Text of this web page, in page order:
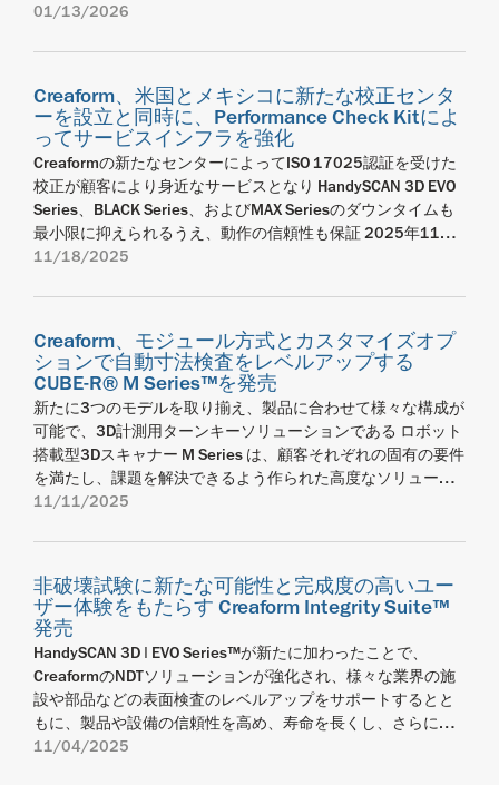
に革命をもたらし、自動車、航空宇宙、製造、研究分野の幾
千もの専門家に愛用されています。FARO CREAFORM は、品
トに、そして絶対的な自信を持って業務を遂行できるよう支
援します。これにより、製造ワークフロー全体において、よ
り優れた成果と卓越した体験を創出します。FARO CREAFORM
は、AMETEK, Inc. の事業部門です。AMETEK は、年間売上高
75 億ドルを超える、多種多様な成長を遂げるニッチ市場おい
て、産業技術ソリューションを提供する世界有数のリーディ
ングカンパニーです。 faro.com creaform3d.com
（プロダクトデザイン部門）を受賞しました。この進化する
ずれにも拡大され、Eliteモデル（EVO EliteおよびMAX EVO
Elite）ではQRコードを読み込んで検査プログラムをより迅速
に開始できるなどの機能が追加されています。 FARO
CREAFORMの3Dスキャナー部門のプロダクトマネージャーで
あるジェローム・アレクサンドル・ラヴォワ（Jérôme-
Alexandre Lavoie）は次のように述べています。
「HandySCAN 3D製品群の進化は、メトロロジーグレードの
3Dスキャンをより直観的かつより機動性に優れ、より効率的
なものにすることに対する私たちのコミットメントを反映し
ています。新たなMAX Seriesにより、大型で複雑な部品を検
査する製造企業は、EVO Seriesの特徴たる効率化されたプラ
決定を下す場合に求められる精度も維持できます」 新モデル
はすべてCreaform Metrology Suiteに完全統合され、一貫した
ソフトウェア環境を提供し、EVO主導のアーキテクチャに一
致したこれまでにないユーザー体験をもたらします。
HandySCAN 3D製品群で統一されたプラットフォームによ
り、FARO CREAFORMは、メトロロジーグレードのポータブル
3Dスキャンにおけるリーダーシップを強化し続け、品質チー
ムや製造チームに、ほぼどのようなサイズの部品も自信を持
ていきます。 FARO CREAFORM について FARO CREAFORM
は、カナダのケベック州レヴィと米国フロリダ州レイクメリ
ーに本社を置き、FARO の有名な 3D 測定事業部門と Creaform
の革新的な計測ソリューションの組み合わせによって誕生し
ました。1981 年に遡る歴史を持つ FARO は、ポータブル測定
アーム、レーザートラッカー、リアリティ キャプチャ テクノ
ロジーの分野において世界を率先する企業です。Creaform は
2002 年にケベック州レヴィで設立され、ハンドヘルド 3D ス
キャンと自動化検査に革命をもたらし、自動車、航空宇宙、
製造、研究分野の幾千もの専門家に愛用されています。FARO
ながら、作業効率の向上を実現します。 人間工学に基づいた
グラフィカルユーザーインターフェース（GUI）により、EVO
パソコンの間を行き来する必要性を解消します。また、最適
化されたアーキテクチャにより、画面メニューを操作するた
めの3つのメカニカルボタンと、方向付き距離インジケーター
を備えています。接続は、耐久性に優れた産業用プッシュプ
ル式セキュアコネクター1本で行われ、理想的な重量バランス
を実現しています。 「大型タッチスクリーン、洗練されたヒ
ートシンク保護グリッド、控えめなサイドバンパー、台形型
のカメラカバーを備えた外観は、非常に独創的で印象的なビ
ャナー部門 イノベーション担当DVPの Marco St‑Pierre は述べ
ています。「テクスチャ加工されたハンドルや、滑りにくい
特性を持つマットブラックのソフトタッチ塗装といった、さ
りげなくも重要な仕上げが、長く使える美しさを保証してい
ます。」 レッド・ドット賞の審査員は、世界各国から集まっ
た40名の専門家で構成され、すべての応募製品を現地で実際
にテストし、議論・評価を行います。審査は、革新性、機能
性、造形品質、人間工学といった複数の基準に基づいて実施
されます。 FARO CREAFORM について FARO CREAFORM は、
カナダのケベック州レヴィと米国フロリダ州レイクメリーに
本社を置き、FARO の有名な 3D 測定事業部門と Creaform の
した。1981 年に遡る歴史を持つ FARO は、ポータブル測定ア
ーム、レーザートラッカー、リアリティ キャプチャ テクノロ
ジーの分野において世界を率先する企業です。Creaform は
2002 年にケベック州レヴィで設立され、ハンドヘルド 3D ス
キャンと自動化検査に革命をもたらし、自動車、航空宇宙、
製造、研究分野の幾千もの専門家に愛用されています。FARO
CREAFORM は、品質、生産、保守、設計の各チームがより迅
速に、よりスマートに、そして絶対的な自信を持って業務を
群データを安定して取得できるようになります。 FARO
とした本アップデートは、測定が困難な材質においても、よ
り高品質な結果を提供すると同時に、取得パラメータの微調
整にかかる手間を大幅に軽減します。 本リリースに関連して
実施された社内パフォーマンスベンチマークでは、代表的な
難条件部品を対象とした場合、測定精度を損なうことなく、
データ取得に要する時間が最大60％向上したことが示されて
います。 本アップデートの効果は、Laser Line Probe単体の性
能向上にとどまりません。FaroArmベースの測定システムの
有効到達範囲を拡張するメトロロジーグレードのロータリー
ワークテーブル「FARO 8‑Axis Max」との組み合わせも、新た
なステージに押し上げます。統合型エンコーダーによって部
期させることで、DTEXによって最適化されたデータを、部品
全体にわたって単一かつスムーズな座標測定ワークフローと
して活用することが可能になります。 Quantum X FaroArm®
と、 DTEXを活用したLLPの構成において、FARO 8‑Axis Max
は、より大型で複雑な部品を効率的にスキャンするための強
力な拡張ソリューションとして機能します。 Laser Line Probe
ポートフォリオ全体に適用されるアップデート 本アップデー
トは、Laser Line Probeポートフォリオ全体に適用され、日々
能により、最も重要となる微細な特長部においても、高品質
で信頼性の高い結果を提供します。 FAROBlu® xS：最速レベ
ルのスキャン効率を実現し、要求の厳しい製造アプリケーシ
ョンにおけるスループット向上に貢献します。 FAROBlu®
xP：解像度と効率性の理想的なバランスを実現。スループッ
トを維持しながら、密度が高く正確なデータ取得を可能にし
ます。 Quantum X FaroArm® Series：より幅広い部品仕上げ
条件において、Laser Line Probeのスキャン精度と信頼性を向
上。検査、リバースエンジニアリング、品質管理といったさ
用できるようになるということです。 この統合は、顧客のフ
くが、既存のワークフローの維持とワークフローの中断を最
小限に抑えることの重要性を強調していました。PolyWorks |
Inspectorで直接データ収集を可能にすることで、FARO
CREAFORMとInnovMetricは、InnovMetricの顧客が信頼する
全てのツールと機能を活用し続けられるように維持しなが
ら、高度なスキャン機能によるメリットも得られるようにし
ました。また、この2社による相乗効果の最新例は、企業がイ
ンラインのメトロロジー測定機器をアップグレードしつつ、
シームレスな統合は、次のような重要なメリットをもたらし
ラットフォーム間を切り替えたり、新たなインターフェース
に順応したりする必要がなくなり、トレーニング時間を短縮
でき、オンボーディングのスピードアップも図れます。 生産
の加速化：オペレーターの専門知識、既存のプロセス、メト
ロロジーグレードのハンディタイプ3Dスキャナーを活用でき
ることで、メーカーは迅速に運用効率を高めることできま
す。 完全な互換性：FARO CREAFORMは、scan-to-CAD自動位
置合わせ、サーフェスとフィーチャーのスキャンガイダン
ス、複合現実測定ワークフローや自動マクロスクリプトとい
リファレンシングマルチライン3Dスキャナーデータ収集を提
供します。 FARO CREAFORMの3Dスキャナー、DVPイノベー
ションのマルコ・サンピエール（Marco St-Pierre）は次のよ
うに述べています。「グローバルなOEMの多くは、
PolyWorks 3D測定テンプレートに依存して、複数の工場にお
ける順守を強化しています。この統合により、FARO
CREAFORM 3Dスキャナーは、カスタムスクリプトや追加の設
定の必要なく、これらのテンプレートに接続することが可能
ック州Lévis、2026 年 1 月 13 日 - AMETEK, Inc. の事業部門、
重大な新章の幕開けを発表します。これにより、産業界にお
ける測定およびリアリティキャプチャへのアプローチが再構
築されることになります。本日をもって、FARO の 3D 測定事
業部門は Creaform と統合し、FARO CREAFORM として新たに
始動します。当ビジネスユニットは、製造およびメンテナン
スチームが迅速に決断を下せるよう、実用的な確信をもたら
す高精度な寸法測定ソリューションを提供します。並行し
て、FARO のリアリティキャプチャ事業部門は FARO INSIGHT
へと名称を変更します。当ユニットは、物理世界を信頼性の
高い「実用的なインサイト」へと変換する、世界最高水準の
リアリティキャプチャソリューションの提供に重点を置きま
イノベーションを加速し、短期的・長期的な成長を支えるシ
ナジーの創出を目的として設計されました。 ファニー・トゥ
ルション (Fanny Truchon) 氏の率いる、FARO CREAFORM は計
測技術のモバイル化、利便性、革新性の向上を目指します。
これにより、製造業のお客様に優れた成果と体験を提供する
とともに、製品ポートフォリオ全体をワンストップでサポー
トする体制を整えます。一方、ディートマー・ヴェネマー
(Dietmar Wennemer) 氏が Virtek Vision と共に率いる FARO
プチャのエコシステムを提供します。AEC&O (建築・エンジニ
アリング・建設・運用)、公共安全、地理空間の各分野におい
て、デジタル ツイン ワークフローに向けたシームレスなデー
タ取得、点群処理、データ管理および共有を実現します。
FARO CREAFORM は単なる統合ではありません。業界を牽引
する二社の強みを融合させることで、これまでの現状把握を
超え、未来を予見する先見性を産業界にもたらす新たな可能
性を切り拓きます。FARO CREAFORM の目標は、ポータブル
測定における揺るぎないリーダーとなることです」と FARO
CREAFORM のビジネス ユニット マネージャー、ファニー・
01/13/2026
Creaform、米国とメキシコに新たな校正センタ
ーを設立と同時に、Performance Check Kitによ
ってサービスインフラを強化
Creaformの新たなセンターによってISO 17025認証を受けた
校正が顧客により身近なサービスとなり HandySCAN 3D EVO
Series、BLACK Series、およびMAX Seriesのダウンタイムも
最小限に抑えられるうえ、動作の信頼性も保証 2025年11月
18日ケベック州レヴィ— AMETEK, Inc.のビジネスユニットで
バルリーダーであるCreaformは本日、HandySCAN 3Dのライ
ンナップ、EVO Series、BLACK Series、およびMAX Series向
けにISO 17025認証での校正サービスを行う新たなサービス
センターを2ヶ所開設することを発表しました。メキシコのヌ
エボ・レオン州モンテレイと米国ペンシルベニア州エクスト
ンに開設される新たなセンターによって、Creaformの米国お
よびメキシコの顧客は現地でISO認証の校正サービスを受けら
れるようになり、輸送の遅れやダウンタイムを低減できま
す。 ISO 17025認証の校正サービスは、認定機関の独立監査
人によって照査・承認された試験プロトコルによって裏付け
られています。顧客はそれぞれの品質管理システムに合致す
雑さも回避できます。 オペレーションズ兼カスタマーサービ
ス担当副社長であるデイヴィッド・ガニエは、次のように述
べています。「この新たなサービスの開始は、顧客がISO認証
の校正をより利用しやすくするための大きな一歩です。現地
に合った高品質のサポートサービスを提供するという弊社の
たゆまぬ努力、そして、究極の顧客体験を提供できるよう顧
客の期待を超えることへの集中的取り組みを一層強化するも
のです」 これらの新たなサービスセンターは、機器の信頼性
11/18/2025
Creaform、モジュール方式とカスタマイズオプ
ションで自動寸法検査をレベルアップする
CUBE-R® M Series™を発売
新たに3つのモデルを取り揃え、製品に合わせて様々な構成が
可能で、3D計測用ターンキーソリューションである ロボット
搭載型3Dスキャナー M Series は、顧客それぞれの固有の要件
を満たし、課題を解決できるよう作られた高度なソリューシ
ョンで、製品の全数検査実施とゼロディフェクトデリバリー
ケベック州レヴィ — AMETEK, Inc.のビジネスユニットであ
り、自動およびポータブル3D測定ソリューション のグローバ
ルリーダーである Creaform は、さらなる進化を遂げた製造現
場で使用可能なインライン検査向け自動品質管理ソリューシ
ョン CUBE-R M Series を本日発表しました。この革新的なモ
ジュール方式のソリューションは、MetraSCAN 3D-R スキャ
ナーのパワーを最大限に活用し、様々な部品サイズに合わせ
られる自動3D計測セルとして3つの標準構成を用意していま
す。また幅広いオプションを用意することで、さまざまな製
造現場で容易にインテグレーションができるように工夫され
11/11/2025
非破壊試験に新たな可能性と完成度の高いユー
ザー体験をもたらす Creaform Integrity Suite™
発売
HandySCAN 3D | EVO Series™が新たに加わったことで、
CreaformのNDTソリューションが強化され、様々な業界の施
設や部品などの表面検査のレベルアップをサポートするとと
もに、製品や設備の信頼性を高め、寿命を長くし、さらに
は、現場作業の改善にも役立ちます。 2025年11月4日、ケベ
11/04/2025